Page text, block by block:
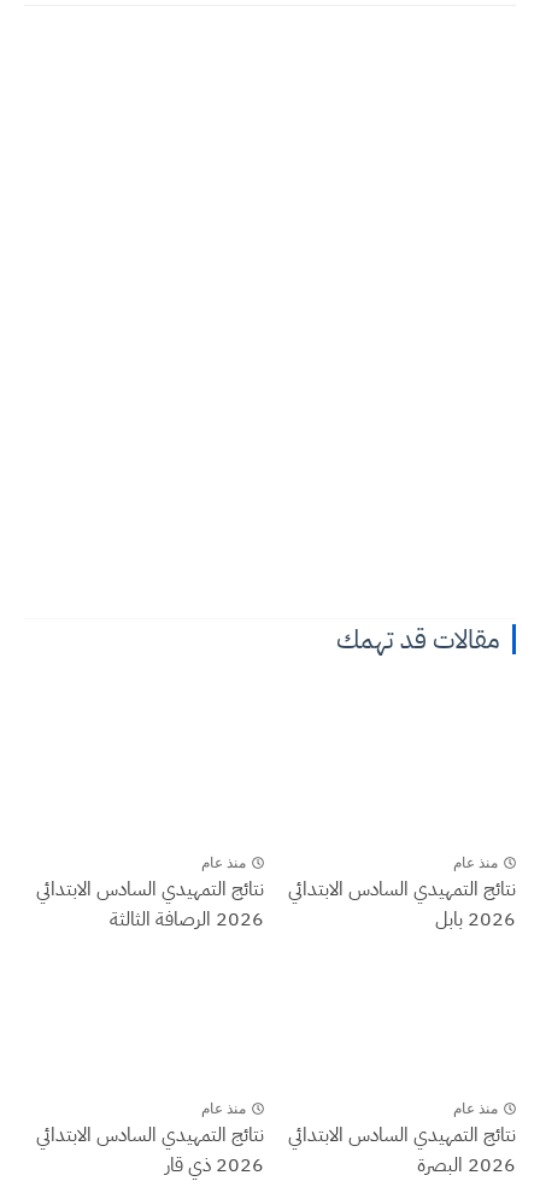
مقالات قد تهمك
منذ عام
نتائج التمهيدي السادس الابتدائي
2026 بابل
منذ عام
نتائج التمهيدي السادس الابتدائي
2026 الرصافة الثالثة
منذ عام
نتائج التمهيدي السادس الابتدائي
2026 البصرة
منذ عام
نتائج التمهيدي السادس الابتدائي
2026 ذي قار